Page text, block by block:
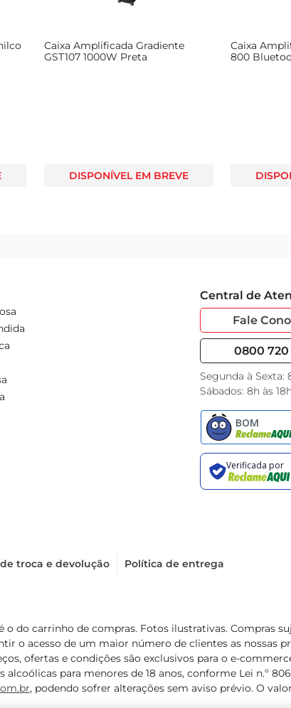
Caixa Amplificada Gradiente
GST107 1000W Preta
DISPONÍVEL EM BREVE
Caixa
800
Central de
Fale
0800 720
Segunda à Sexta:
Sábados: 8h às 18h
troca e devolução Política de entrega
do carrinho de compras. Fotos ilustrativas. Compras
o acesso de um maior número de clientes as nossas
ofertas e condições são exclusivos para o e-
para menores de 18 anos, conforme Lei n.º
, podendo sofrer alterações sem aviso prévio. O